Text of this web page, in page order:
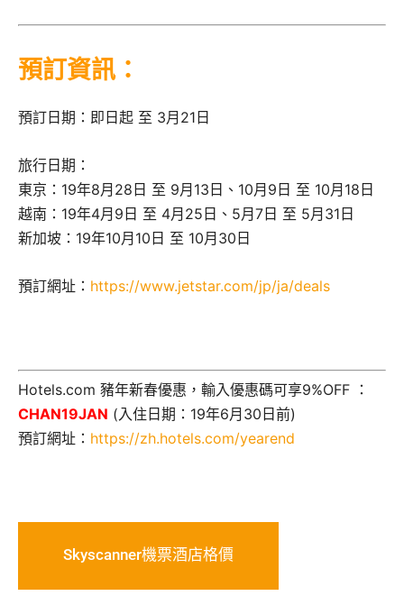
預訂資訊：
預訂日期：即日起 至 3月21日
旅行日期：
東京：19年8月28日 至 9月13日、10月9日 至 10月18日
越南：19年4月9日 至 4月25日、5月7日 至 5月31日
新加坡：19年10月10日 至 10月30日
預訂網址： https://www.jetstar.com/jp/ja/deals
Hotels.com 豬年新春優惠，輸入優惠碼可享9%OFF ：
CHAN19JAN (入住日期：19年6月30日前)
預訂網址： https://zh.hotels.com/yearend
Skyscanner機票酒店格價